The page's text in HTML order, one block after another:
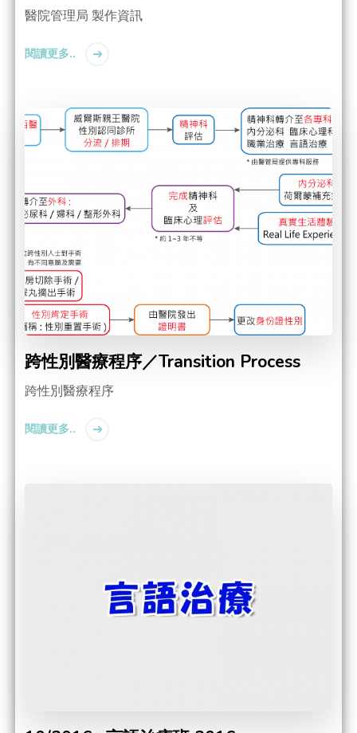
醫院管理局 製作資訊
閱讀更多..
跨性別醫療程序／Transition Process
跨性別醫療程序
閱讀更多..